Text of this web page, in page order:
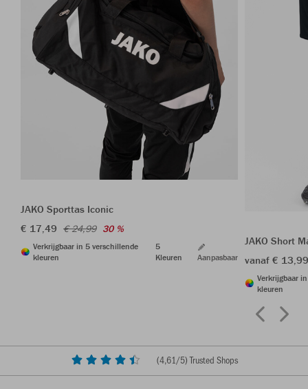
JAKO Sporttas Iconic
€ 17,49 € 24,99 30 %
Verkrijgbaar in 5 verschillende
kleuren
5
Kleuren
Aanpasbaar
JAKO Short
vanaf €
Verkrijgbaar
kleuren
(4,61/5) Trusted Shops